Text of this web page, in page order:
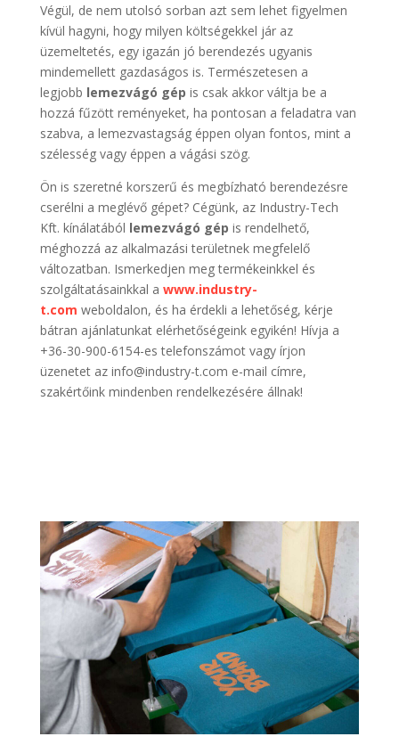
Végül, de nem utolsó sorban azt sem lehet figyelmen
kívül hagyni, hogy milyen költségekkel jár az
üzemeltetés, egy igazán jó berendezés ugyanis
mindemellett gazdaságos is. Természetesen a
legjobb lemezvágó gép is csak akkor váltja be a
hozzá fűzött reményeket, ha pontosan a feladatra van
szabva, a lemezvastagság éppen olyan fontos, mint a
szélesség vagy éppen a vágási szög.
Ön is szeretné korszerű és megbízható berendezésre
cserélni a meglévő gépet? Cégünk, az Industry-Tech
Kft. kínálatából lemezvágó gép is rendelhető,
méghozzá az alkalmazási területnek megfelelő
változatban. Ismerkedjen meg termékeinkkel és
szolgáltatásainkkal a www.industry-
t.com weboldalon, és ha érdekli a lehetőség, kérje
bátran ajánlatunkat elérhetőségeink egyikén! Hívja a
+36-30-900-6154-es telefonszámot vagy írjon
üzenetet az info@industry-t.com e-mail címre,
szakértőink mindenben rendelkezésére állnak!